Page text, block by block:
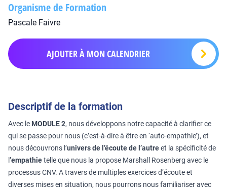
Organisme de Formation
Pascale Faivre
AJOUTER À MON CALENDRIER
Descriptif de la formation
Avec le MODULE 2, nous développons notre capacité à clarifier ce
qui se passe pour nous (c’est-à-dire à être en ‘auto-empathie’), et
nous découvrons l’univers de l’écoute de l’autreet la spécificité de
l’empathietelle que nous la propose Marshall Rosenberg avec le
processus CNV. A travers de multiples exercices d’écoute et
diverses mises en situation, nous pourrons nous familiariser avec